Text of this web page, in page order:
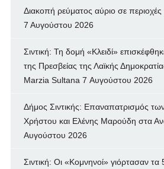
Διακοπή ρεύματος αύριο σε περιοχές
7 Αυγούστου 2026
Σιντική: Τη δομή «Κλειδί»
της Πρεσβείας της Λαϊκής
Marzia Sultana 7 Αυγούστου 2026
Δήμος Σιντικής: Επαναπατρισμός
Χρήστου και Ελένης Μαρούδη στα
Αυγούστου 2026
Σιντική: Οι «Κομνηνοί» γιόρτασαν τα